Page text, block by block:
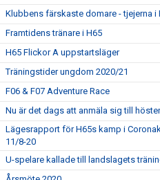
Klubbens färskaste domare - tjejerna i
Framtidens tränare i H65
H65 Flickor A uppstartsläger
Träningstider ungdom 2020/21
F06 & F07 Adventure Race
Nu är det dags att anmäla sig till
Lägesrapport för H65s kamp i
11/8-20
U-spelare kallade till landslagets